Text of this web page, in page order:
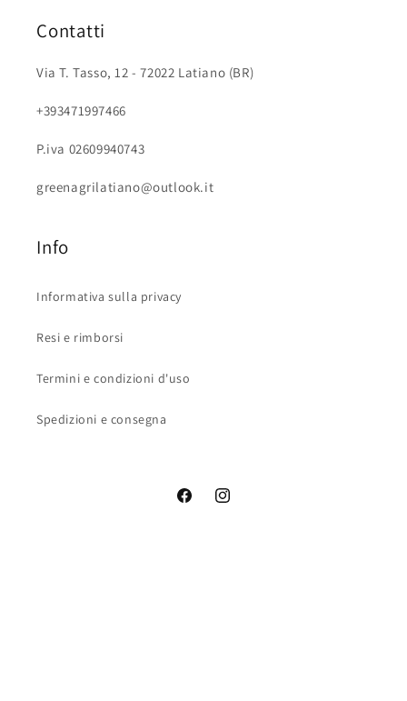
Contatti
Via T. Tasso, 12 - 72022 Latiano (BR)
+393471997466
P.iva 02609940743
greenagrilatiano@outlook.it
Info
Informativa sulla privacy
Resi e rimborsi
Termini e condizioni d'uso
Spedizioni e consegna
FacebookInstagram